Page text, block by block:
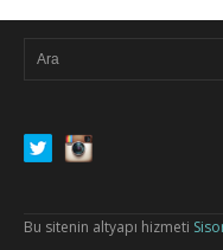
Bu sitenin altyapı hizmeti